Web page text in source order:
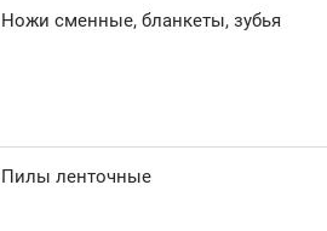
Ножи сменные, бланкеты, зубья
Пилы ленточные